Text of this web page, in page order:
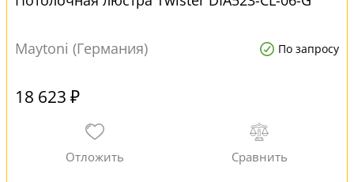
Maytoni (Германия) По запросу
18 623 ₽